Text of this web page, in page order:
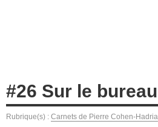
#26 Sur le bureau
Rubrique(s) : Carnets de Pierre Cohen-Hadria